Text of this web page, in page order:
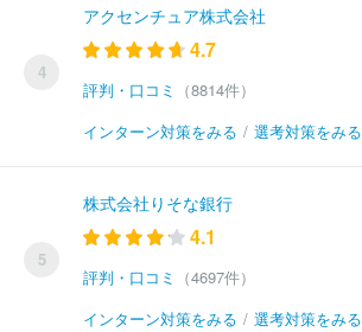
4
アクセンチュア株式会社
4.7
評判・口コミ
（8814件）
インターン対策をみる / 選考対策をみる
5
株式会社りそな銀行
4.1
評判・口コミ
（4697件）
インターン対策をみる / 選考対策をみる